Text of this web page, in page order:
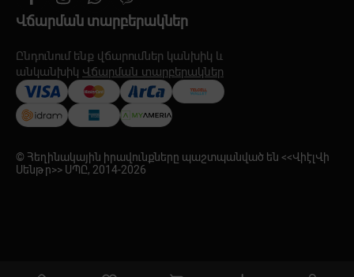
Վճարման տարբերակներ
Ընդունում ենք վճարումներ կանխիկ և
անկանխիկ Վճարման տարբերակներ
© Հեղինակային իրավունքները պաշտպանված են <<ՎիէլՎի
Սենթր>> ՍՊԸ, 2014-2026